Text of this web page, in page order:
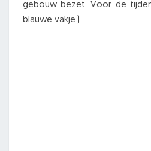
gebouw bezet. Voor de
blauwe vakje.)